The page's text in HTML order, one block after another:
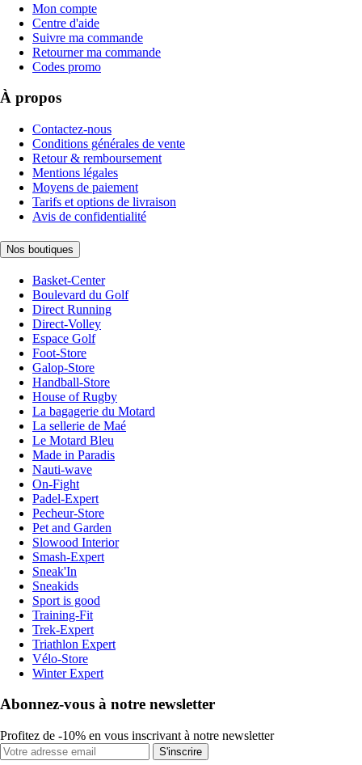
Mon compte
Centre d'aide
Suivre ma commande
Retourner ma commande
Codes promo
À propos
Contactez-nous
Conditions générales de vente
Retour & remboursement
Mentions légales
Moyens de paiement
Tarifs et options de livraison
Avis de confidentialité
Nos boutiques
Basket-Center
Boulevard du Golf
Direct Running
Direct-Volley
Espace Golf
Foot-Store
Galop-Store
Handball-Store
House of Rugby
La bagagerie du Motard
La sellerie de Maé
Le Motard Bleu
Made in Paradis
Nauti-wave
On-Fight
Padel-Expert
Pecheur-Store
Pet and Garden
Slowood Interior
Smash-Expert
Sneak'In
Sneakids
Sport is good
Training-Fit
Trek-Expert
Triathlon Expert
Vélo-Store
Winter Expert
Abonnez-vous à notre newsletter
Profitez de -10% en vous inscrivant à notre newsletter
S'inscrire